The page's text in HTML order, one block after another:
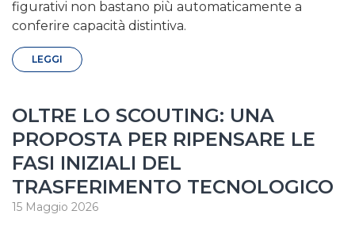
figurativi non bastano più automaticamente a
conferire capacità distintiva.
LEGGI
OLTRE LO SCOUTING: UNA
PROPOSTA PER RIPENSARE LE
FASI INIZIALI DEL
TRASFERIMENTO TECNOLOGICO
15 Maggio 2026